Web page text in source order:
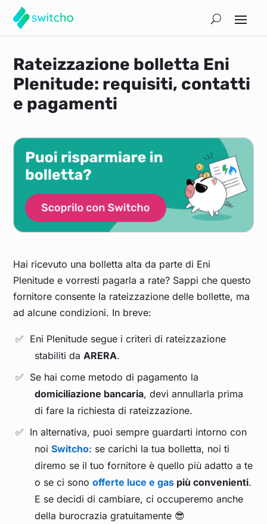
Rateizzazione bolletta Eni
Plenitude: requisiti, contatti
e pagamenti
Hai ricevuto una bolletta alta da parte di Eni
Plenitude e vorresti pagarla a rate? Sappi che questo
fornitore consente la rateizzazione delle bollette, ma
ad alcune condizioni. In breve:
Eni Plenitude segue i criteri di rateizzazione
stabiliti daARERA.
Se hai come metodo di pagamento la
domiciliazione bancaria, devi annullarla prima
di fare la richiesta di rateizzazione.
In alternativa, puoi sempre guardarti intorno con
noiSwitcho: se carichi la tua bolletta, noi ti
diremo se il tuo fornitore è quello più adatto a te
o se ci sonoofferte luce e gas più convenienti.
E se decidi di cambiare, ci occuperemo anche
della burocrazia gratuitamente 😎